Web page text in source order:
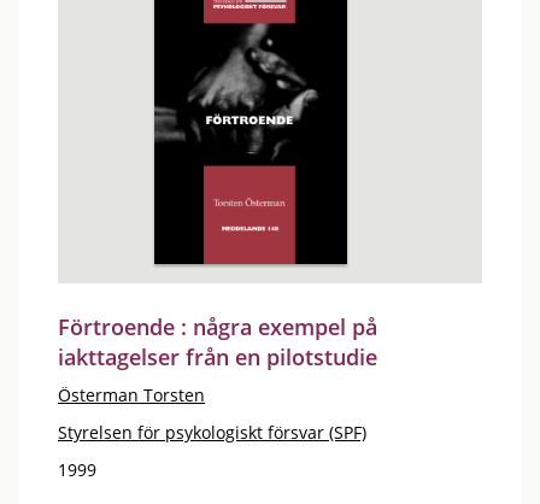
Förtroende : några exempel på
iakttagelser från en pilotstudie
Österman Torsten
Styrelsen för psykologiskt försvar (SPF)
1999